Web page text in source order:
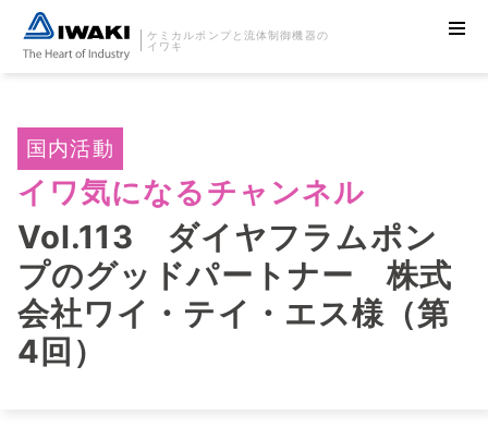
ケミカルポンプと流体制御機器の
イワキ
国内活動
イワ気になるチャンネル
Vol.113 ダイヤフラムポン
プのグッドパートナー 株式
会社ワイ・テイ・エス様（第
4回）